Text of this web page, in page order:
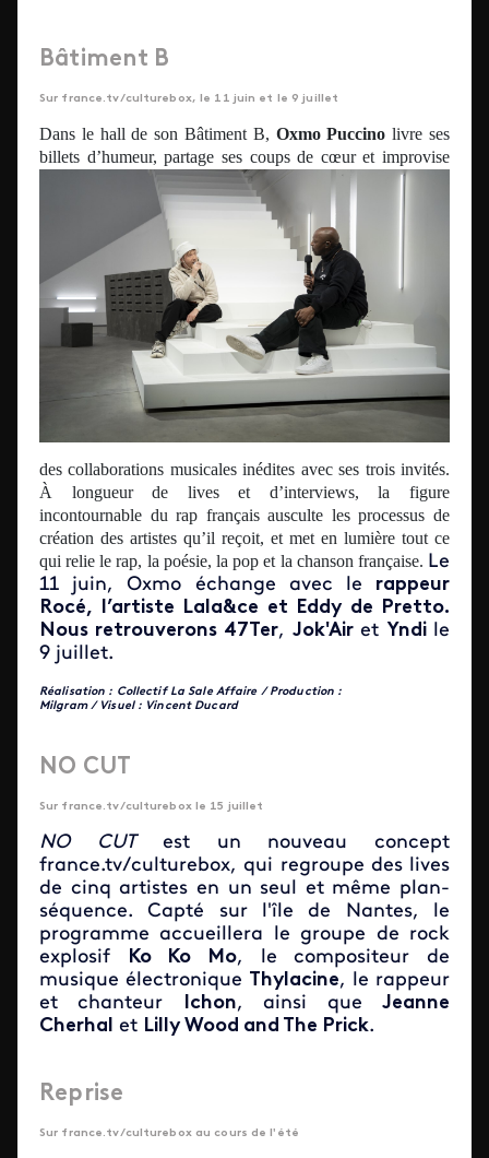
Bâtiment B
Sur france.tv/culturebox, le 11 juin et le 9 juillet
Dans le hall de son Bâtiment B, Oxmo Puccino livre ses
billets d’humeur, partage ses coups de cœur et improvise
des collaborations musicales inédites avec ses trois invités.
À longueur de lives et d’interviews, la figure
incontournable du rap français ausculte les processus de
création des artistes qu’il reçoit, et met en lumière tout ce
qui relie le rap, la poésie, la pop et la chanson française. Le
11 juin, Oxmo échange avec le rappeur
Rocé, l’artiste Lala&ce et Eddy de Pretto.
Nous retrouverons 47Ter, Jok'Airet Yndi le
9 juillet.
Réalisation : Collectif La Sale Affaire / Production :
Milgram / Visuel : Vincent Ducard
NO CUT
Sur france.tv/culturebox le 15 juillet
NO CUTest un nouveau concept
france.tv/culturebox, qui regroupe des lives
de cinq artistes en un seul et même plan-
séquence. Capté sur l'île de Nantes, le
programme accueillera le groupe de rock
explosif
Ko Ko Mo, le compositeur de
musique électronique Thylacine, le rappeur
et chanteur
Ichon, ainsi queJeanne
Cherhal et Lilly Wood and The Prick.
Reprise
Sur france.tv/culturebox au cours de l'été